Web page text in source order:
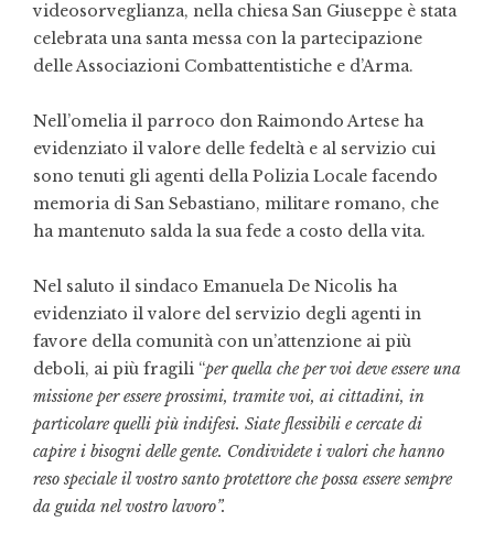
videosorveglianza, nella chiesa San Giuseppe è stata
celebrata una santa messa con la partecipazione
delle Associazioni Combattentistiche e d’Arma.
Nell’omelia il parroco don Raimondo Artese ha
evidenziato il valore delle fedeltà e al servizio cui
sono tenuti gli agenti della Polizia Locale facendo
memoria di San Sebastiano, militare romano, che
ha mantenuto salda la sua fede a costo della vita.
Nel saluto il sindaco Emanuela De Nicolis ha
evidenziato il valore del servizio degli agenti in
favore della comunità con un’attenzione ai più
deboli, ai più fragili “per quella che per voi deve essere una
missione per essere prossimi, tramite voi, ai cittadini, in
particolare quelli più indifesi. Siate flessibili e cercate di
capire i bisogni delle gente. Condividete i valori che hanno
reso speciale il vostro santo protettore che possa essere sempre
da guida nel vostro lavoro”.